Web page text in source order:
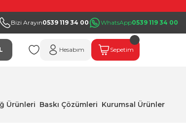
Bizi Arayın0539 119 34 00 WhatsApp0539 119 34 00
Hesabım Sepetim
Ürünleri Baskı Çözümleri Kurumsal Ürünler